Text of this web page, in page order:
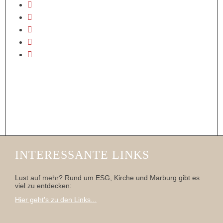
INTERESSANTE LINKS
Lust auf mehr? Rund um ESG, Kirche und Marburg gibt es
viel zu entdecken:
Hier geht's zu den Links...